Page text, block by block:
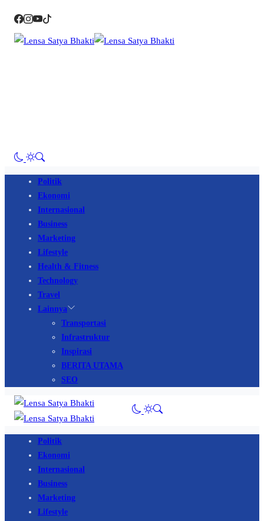
Politik
Ekonomi
Internasional
Business
Marketing
Lifestyle
Health & Fitness
Technology
Travel
Lainnya
Transportasi
Infrastruktur
Inspirasi
BERITA UTAMA
SEO
Politik
Ekonomi
Internasional
Business
Marketing
Lifestyle